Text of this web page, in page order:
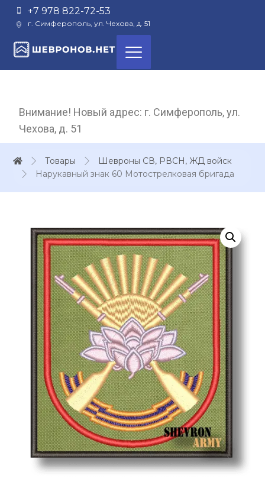
+7 978 822-72-53
г. Симферополь, ул. Чехова, д. 51
Внимание! Новый адрес: г. Симферополь, ул.
Чехова, д. 51
Товары
Шевроны СВ, РВСН, ЖД войск
Нарукавный знак 60 Мотострелковая бригада